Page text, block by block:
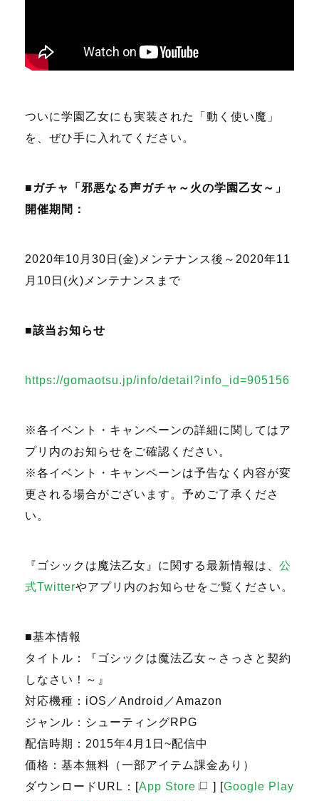
ついに学園乙女にも実装された「動く使い魔」
を、ぜひ手に入れてください。
■ガチャ「邪悪なる声ガチャ～火の学園乙女～」
開催期間：
2020年10月30日(金)メンテナンス後～2020年11
月10日(火)メンテナンスまで
■該当お知らせ
https://gomaotsu.jp/info/detail?info_id=905156
※各イベント・キャンペーンの詳細に関してはア
プリ内のお知らせをご確認ください。
※各イベント・キャンペーンは予告なく内容が変
更される場合がございます。予めご了承くださ
い。
『ゴシックは魔法乙女』に関する最新情報は、 公
式Twitterやアプリ内のお知らせをご覧ください。
■基本情報
タイトル：『ゴシックは魔法乙女～さっさと契約
しなさい！～』
対応機種：iOS／Android／Amazon
ジャンル：シューティングRPG
配信時期：2015年4月1日~配信中
価格：基本無料（一部アイテム課金あり）
ダウンロードURL：[App Store ] [Google Play